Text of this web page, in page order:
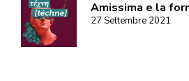
Amissima e la
27 Settembre 2021